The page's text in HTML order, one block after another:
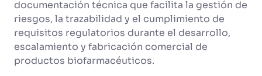
documentación técnica que facilita la gestión de
riesgos, la trazabilidad y el cumplimiento de
requisitos regulatorios durante el desarrollo,
escalamiento y fabricación comercial de
productos biofarmacéuticos.